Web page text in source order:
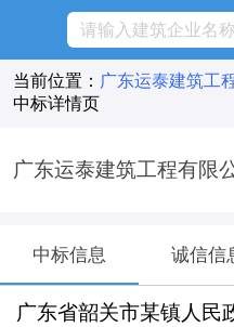
当前位置： 广东运泰建筑工
中标详情页
广东运泰建筑工程有限
中标信息 诚信信
广东省韶关市某镇人民